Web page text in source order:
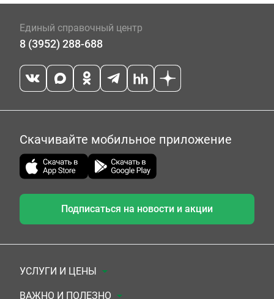
Единый справочный центр
8 (3952) 288-688
Скачивайте мобильное приложение
Подписаться на новости и акции
УСЛУГИ И ЦЕНЫ
Анализы
ВАЖНО И ПОЛЕЗНО